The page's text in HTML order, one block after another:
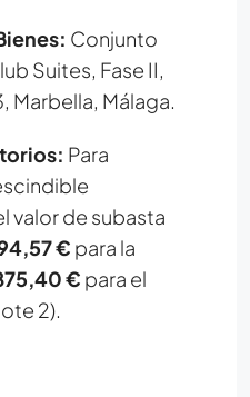
Conjunto
Suites, Fase II,
Marbella, Málaga.
Para
valor de subasta
€ para la
€ para el
2).